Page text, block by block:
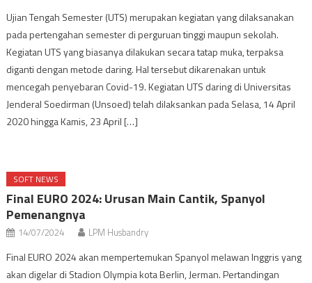
Ujian Tengah Semester (UTS) merupakan kegiatan yang dilaksanakan
pada pertengahan semester di perguruan tinggi maupun sekolah.
Kegiatan UTS yang biasanya dilakukan secara tatap muka, terpaksa
diganti dengan metode daring. Hal tersebut dikarenakan untuk
mencegah penyebaran Covid-19. Kegiatan UTS daring di Universitas
Jenderal Soedirman (Unsoed) telah dilaksankan pada Selasa, 14 April
2020 hingga Kamis, 23 April […]
SOFT NEWS
Final EURO 2024: Urusan Main Cantik, Spanyol
Pemenangnya
14/07/2024 LPM Husbandry
Final EURO 2024 akan mempertemukan Spanyol melawan Inggris yang
akan digelar di Stadion Olympia kota Berlin, Jerman. Pertandingan